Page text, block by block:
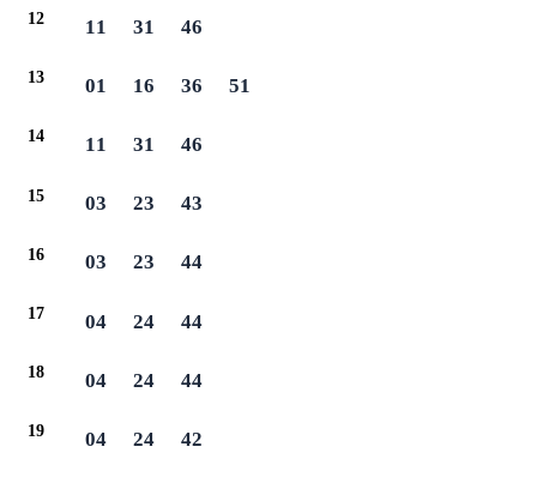
12 11 31 46
13 01 16 36 51
14 11 31 46
15 03 23 43
16 03 23 44
17 04 24 44
18 04 24 44
19 04 24 42